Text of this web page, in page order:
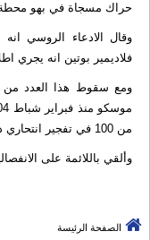
حراك مسجاة في بهو محطة
وقال الادعاء الروسي
فلاديمير بوتين انه يجري
ومع سقوط هذا العدد من
من 100 في تفجير انتحاري داخل مترو.
وألقي باللائمة على
الصفحة الرئيسة